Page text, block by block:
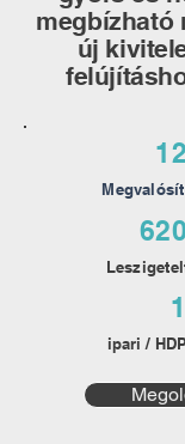
megbízható
új
ipari /